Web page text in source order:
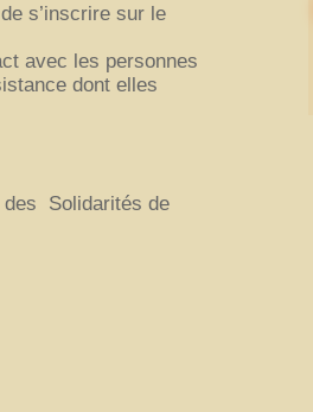
s’inscrire sur le
avec les personnes
dont elles
Solidarités de